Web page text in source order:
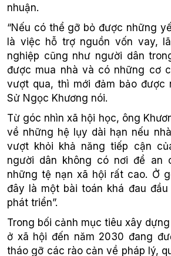
nhuận.
“Nếu có thể gỡ bỏ được những
là việc hỗ trợ nguồn vốn vay,
nghiệp cũng như người dân
được mua nhà và có những cơ
vượt qua, thì mới đảm bảo được
Sử Ngọc Khương nói.
Từ góc nhìn xã hội học, ông
về những hệ lụy dài hạn nếu
vượt khỏi khả năng tiếp cận
người dân không có nơi để an
những tệ nạn xã hội rất cao. Ở
đây là một bài toán khá đau
phát triển”.
Trong bối cảnh mục tiêu xây
ở xã hội đến năm 2030 đang
tháo gỡ các rào cản về pháp lý,